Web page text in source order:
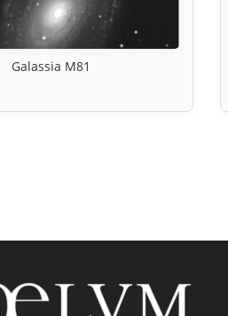
Galassia M81